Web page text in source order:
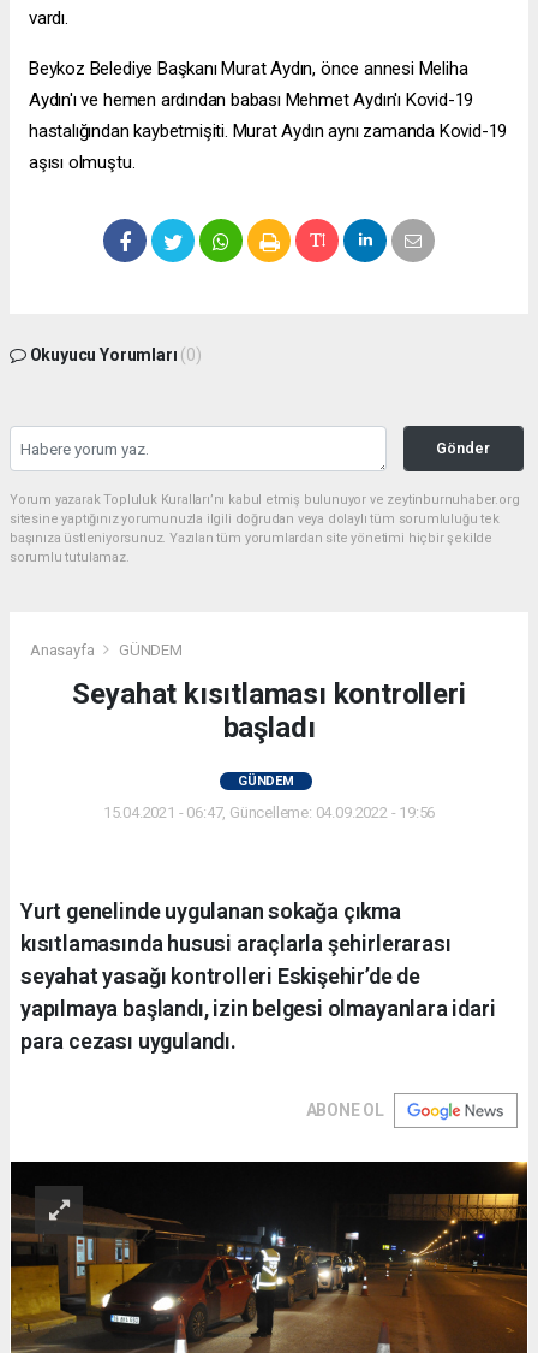
vardı.
Beykoz Belediye Başkanı Murat Aydın, önce annesi Meliha
Aydın'ı ve hemen ardından babası Mehmet Aydın'ı Kovid-19
hastalığından kaybetmişiti. Murat Aydın aynı zamanda Kovid-19
aşısı olmuştu.
Okuyucu Yorumları (0)
Gönder
Yorum yazarak Topluluk Kuralları’nı kabul etmiş bulunuyor ve zeytinburnuhaber.org
sitesine yaptığınız yorumunuzla ilgili doğrudan veya dolaylı tüm sorumluluğu tek
başınıza üstleniyorsunuz. Yazılan tüm yorumlardan site yönetimi hiçbir şekilde
sorumlu tutulamaz.
Anasayfa GÜNDEM
Seyahat kısıtlaması kontrolleri
başladı
GÜNDEM
15.04.2021 - 06:47, Güncelleme: 04.09.2022 - 19:56
Yurt genelinde uygulanan sokağa çıkma
kısıtlamasında hususi araçlarla şehirlerarası
seyahat yasağı kontrolleri Eskişehir’de de
yapılmaya başlandı, izin belgesi olmayanlara idari
para cezası uygulandı.
ABONE OL